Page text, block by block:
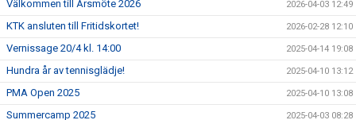
Välkommen till Årsmöte 2026 2026-04-03 12:49
KTK ansluten till Fritidskortet! 2026-02-28 12:10
Vernissage 20/4 kl. 14:00 2025-04-14 19:08
Hundra år av tennisglädje! 2025-04-10 13:12
PMA Open 2025 2025-04-10 13:08
Summercamp 2025 2025-04-03 08:28